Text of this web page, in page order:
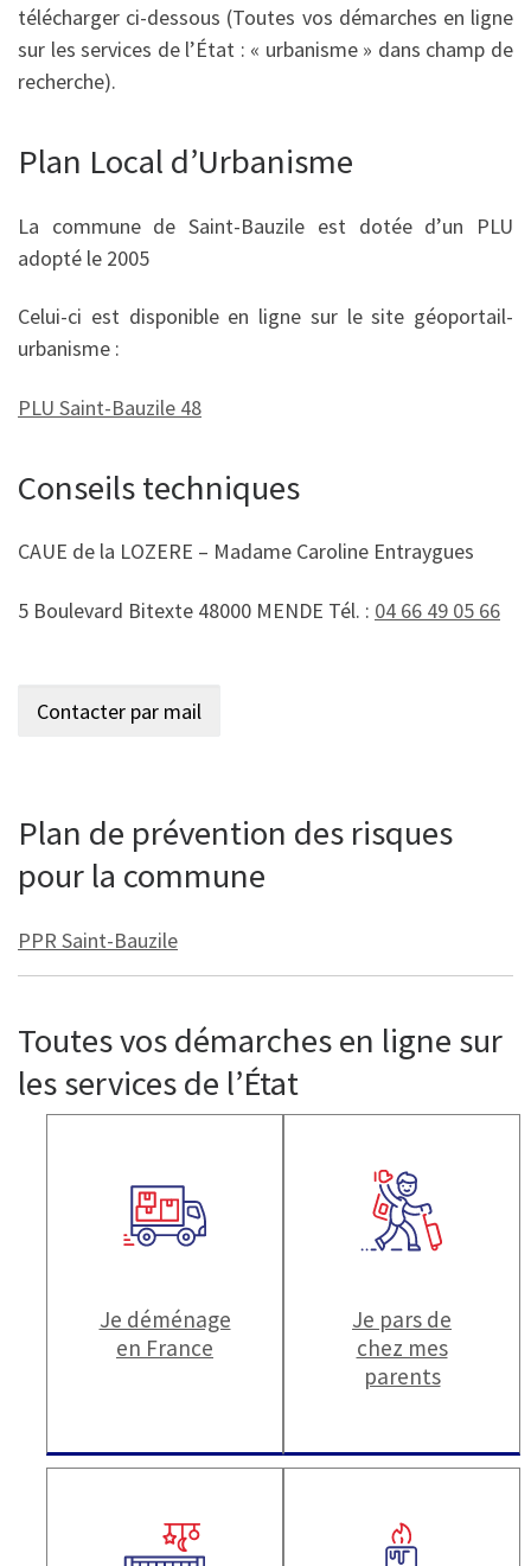
télécharger ci-dessous (Toutes vos démarches en ligne
sur les services de l’État : « urbanisme » dans champ de
recherche).
Plan Local d’Urbanisme
La commune de Saint-Bauzile est dotée d’un PLU
adopté le 2005
Celui-ci est disponible en ligne sur le site géoportail-
urbanisme :
PLU Saint-Bauzile 48
Conseils techniques
CAUE de la LOZERE – Madame Caroline Entraygues
5 Boulevard Bitexte 48000 MENDE Tél. : 04 66 49 05 66
Plan de prévention des risques
pour la commune
PPR Saint-Bauzile
Toutes vos démarches en ligne sur
les services de l’État
Je déménage
en France
Je pars de
chez mes
parents